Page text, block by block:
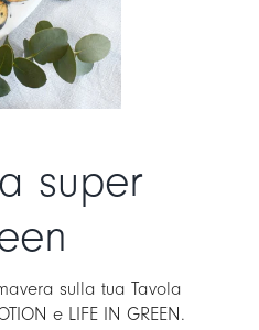
super
sulla tua Tavola
e LIFE IN GREEN.